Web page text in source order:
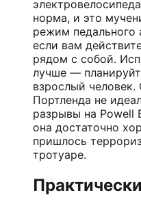
норма, и это
режим педального
если вам
рядом с собой.
лучше —
взрослый
Портленда не
разрывы на Powell
она достаточно
пришлось
тротуаре.